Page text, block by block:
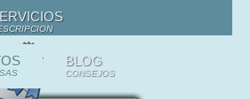
BLOG
CONSEJOS